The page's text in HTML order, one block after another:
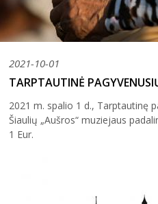
2021-10-01
TARPTAUTINĖ
2021 m. spalio 1 d., Tarptautinę
Šiaulių „Aušros“ muziejaus
1 Eur.